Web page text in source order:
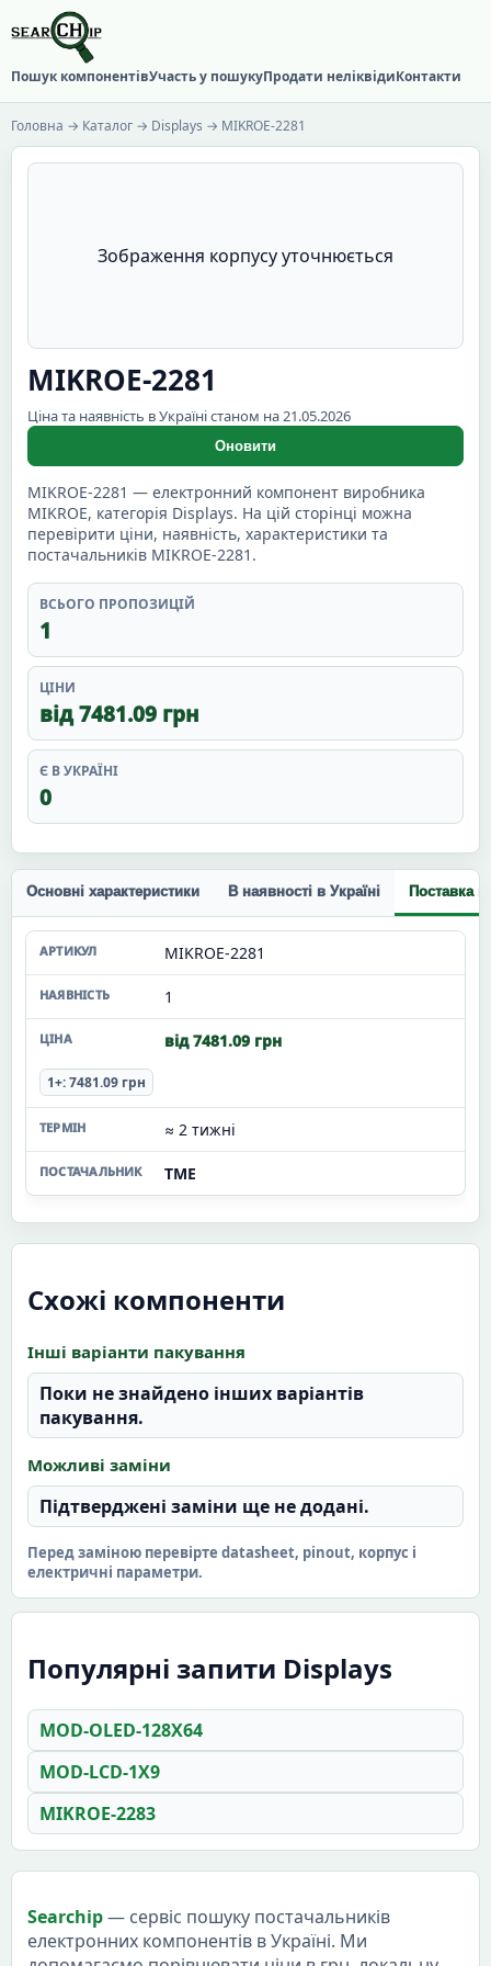
Пошук компонентівУчасть у пошукуПродати неліквідиКонтакти
Головна → Каталог → Displays → MIKROE-2281
Зображення корпусу уточнюється
MIKROE-2281
Ціна та наявність в Україні станом на 21.05.2026
Оновити
MIKROE-2281 — електронний компонент виробника
MIKROE, категорія Displays. На цій сторінці можна
перевірити ціни, наявність, характеристики та
постачальників MIKROE-2281.
ВСЬОГО ПРОПОЗИЦІЙ
1
ЦІНИ
від 7481.09 грн
Є В УКРАЇНІ
0
Основні характеристики В наявності в Україні Поставка
MIKROE-2281
1
від 7481.09 грн
1+: 7481.09 грн
≈ 2 тижні
TME
Схожі компоненти
Інші варіанти пакування
Поки не знайдено інших варіантів
пакування.
Можливі заміни
Підтверджені заміни ще не додані.
Перед заміною перевірте datasheet, pinout, корпус і
електричні параметри.
Популярні запити Displays
MOD-OLED-128X64
MOD-LCD-1X9
MIKROE-2283
Searchip— сервіс пошуку постачальників
електронних компонентів в Україні. Ми